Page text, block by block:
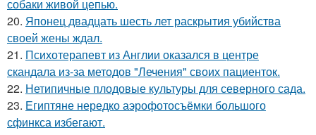
собаки живой цепью.
20. Японец двадцать шесть лет раскрытия убийства
своей жены ждал.
21. Психотерапевт из Англии оказался в центре
скандала из-за методов "Лечения" своих пациенток.
22. Нетипичные плодовые культуры для северного сада.
23. Египтяне нередко аэрофотосъёмки большого
сфинкса избегают.